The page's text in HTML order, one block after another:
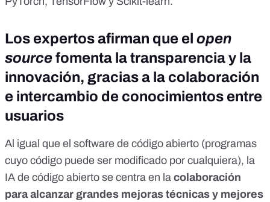
Los expertos afirman que el open
sourcefomenta la transparencia y la
innovación, gracias a la colaboración
e intercambio de conocimientos entre
usuarios
Al igual que el software de código abierto (programas
cuyo código puede ser modificado por cualquiera), la
IA de código abierto se centra en la colaboración
para alcanzar grandes mejoras técnicas y mejores